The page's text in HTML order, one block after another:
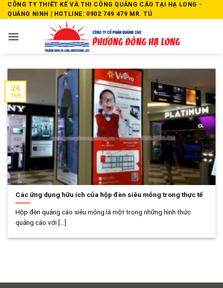
Skip
to
CÔNG TY THIẾT KẾ VÀ THI CÔNG QUẢNG CÁO TẠI HẠ LONG -
QUẢNG NINH | HOTLINE: 0902 749 479 MR. TÚ
Các ứng dụng hữu ích của hộp đèn siêu mỏng trong thực tế
Hộp đèn quảng cáo siêu mỏng là một trong những hình thức
quảng cáo với [...]
24
Th8